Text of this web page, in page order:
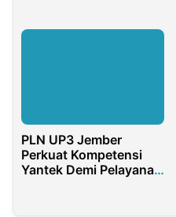
PLN UP3 Jember
Perkuat Kompetensi
Yantek Demi Pelayanan